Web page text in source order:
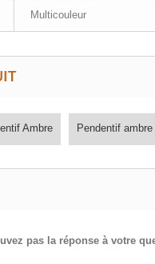
Multicouleur
Ambre Pendentif
pas la réponse à votre